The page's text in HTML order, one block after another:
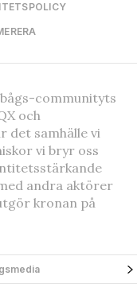
communityts
och
det samhälle vi
vi bryr oss
andra aktörer
kronan på